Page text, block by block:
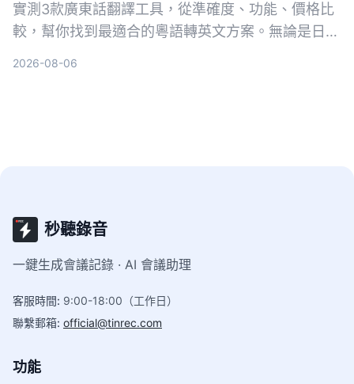
實測3款廣東話翻譯工具，從準確度、功能、價格比
較，幫你找到最適合的粵語轉英文方案。無論是日常
2026-08-06
秒聽錄音
一鍵生成會議記錄 · AI 會議助理
客服時間: 9:00-18:00（工作日）
聯繫郵箱: official@tinrec.com
功能